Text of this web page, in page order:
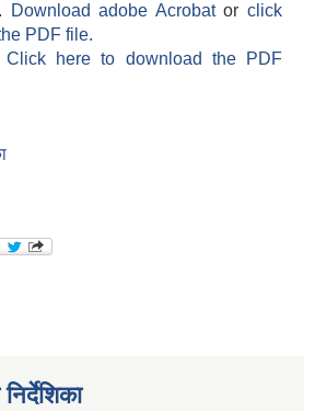
Download adobe Acrobatorclick
PDF file.
Click here to download the PDF